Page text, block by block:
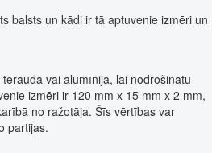
balsts un kādi ir tā aptuvenie izmēri un
vai alumīnija, lai nodrošinātu
izmēri ir 120 mm x 15 mm x 2 mm,
no ražotāja. Šīs vērtības var
partijas.